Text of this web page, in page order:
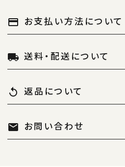
キーワード
カテゴリー
payment お支払い方法について
local_shipping 送料・配送について
replay 返品について
mail お問い合わせ